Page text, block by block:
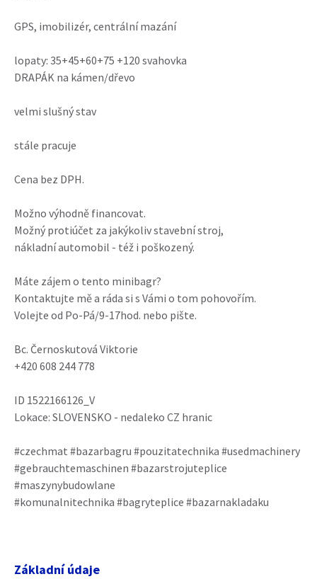
GPS, imobilizér, centrální mazání
lopaty: 35+45+60+75 +120 svahovka
DRAPÁK na kámen/dřevo
velmi slušný stav
stále pracuje
Cena bez DPH.
Možno výhodně financovat.
Možný protiúčet za jakýkoliv stavební stroj,
nákladní automobil - též i poškozený.
Máte zájem o tento minibagr?
Kontaktujte mě a ráda si s Vámi o tom pohovořím.
Volejte od Po-Pá/9-17hod. nebo pište.
Bc. Černoskutová Viktorie
+420 608 244 778
ID 1522166126_V
Lokace: SLOVENSKO - nedaleko CZ hranic
#czechmat #bazarbagru #pouzitatechnika #usedmachinery
#gebrauchtemaschinen #bazarstrojuteplice
#maszynybudowlane
#komunalnitechnika #bagryteplice #bazarnakladaku
Základní údaje